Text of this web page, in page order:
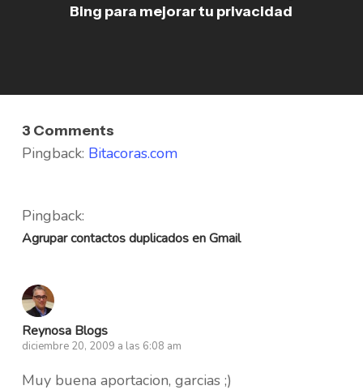
Bing para mejorar tu privacidad
3 Comments
Pingback: Bitacoras.com
Pingback:
Agrupar contactos duplicados en Gmail
Reynosa Blogs
diciembre 20, 2009 a las 6:08 am
Muy buena aportacion, garcias ;)